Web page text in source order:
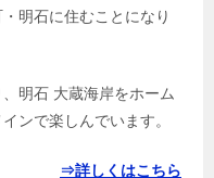
明石に住むことになり
明石 大蔵海岸をホーム
ンで楽しんでいます。
⇒詳しくはこちら